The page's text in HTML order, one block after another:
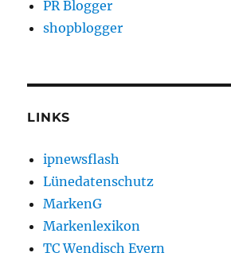
PR Blogger
shopblogger
LINKS
ipnewsflash
Lünedatenschutz
MarkenG
Markenlexikon
TC Wendisch Evern